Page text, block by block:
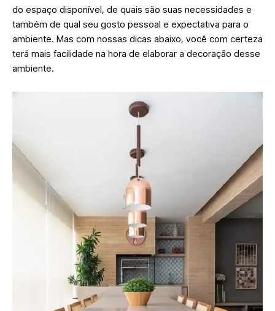
do espaço disponível, de quais são suas necessidades e
também de qual seu gosto pessoal e expectativa para o
ambiente. Mas com nossas dicas abaixo, você com certeza
terá mais facilidade na hora de elaborar a decoração desse
ambiente.